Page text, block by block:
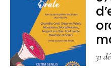
Le
Rotary
de
Chantilly
31